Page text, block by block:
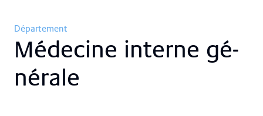
Département
Mé­de­ci­ne in­ter­ne gé­
né­ra­le